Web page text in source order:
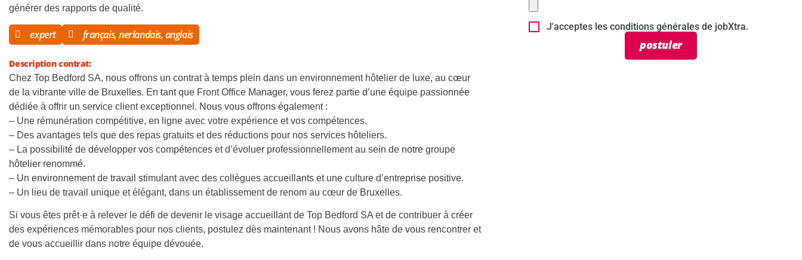
générer des rapports de qualité.
expert français, nerlandais, anglais
Description contrat:
Chez Top Bedford SA, nous offrons un contrat à temps plein dans un environnement hôtelier de luxe, au cœur
de la vibrante ville de Bruxelles. En tant que Front Office Manager, vous ferez partie d’une équipe passionnée
dédiée à offrir un service client exceptionnel. Nous vous offrons également :
– Une rémunération compétitive, en ligne avec votre expérience et vos compétences.
– Des avantages tels que des repas gratuits et des réductions pour nos services hôteliers.
– La possibilité de développer vos compétences et d’évoluer professionnellement au sein de notre groupe
hôtelier renommé.
– Un environnement de travail stimulant avec des collègues accueillants et une culture d’entreprise positive.
– Un lieu de travail unique et élégant, dans un établissement de renom au cœur de Bruxelles.
Si vous êtes prêt·e à relever le défi de devenir le visage accueillant de Top Bedford SA et de contribuer à créer
des expériences mémorables pour nos clients, postulez dès maintenant ! Nous avons hâte de vous rencontrer et
de vous accueillir dans notre équipe dévouée.
J'acceptes les conditions générales de jobXtra.
postuler